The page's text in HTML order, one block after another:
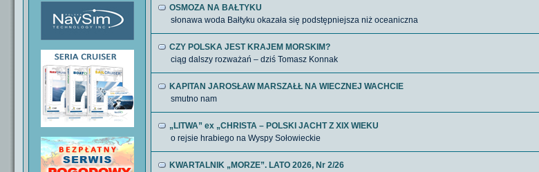
OSMOZA NA BAŁTYKU
słonawa woda Bałtyku okazała się podstępniejsza niż oceaniczna
CZY POLSKA JEST KRAJEM MORSKIM?
ciąg dalszy rozważań – dziś Tomasz Konnak
KAPITAN JAROSŁAW MARSZAŁŁ NA WIECZNEJ WACHCIE
smutno nam
„LITWA” ex „CHRISTA – POLSKI JACHT Z XIX WIEKU
o rejsie hrabiego na Wyspy Sołowieckie
KWARTALNIK „MORZE”. LATO 2026, Nr 2/26